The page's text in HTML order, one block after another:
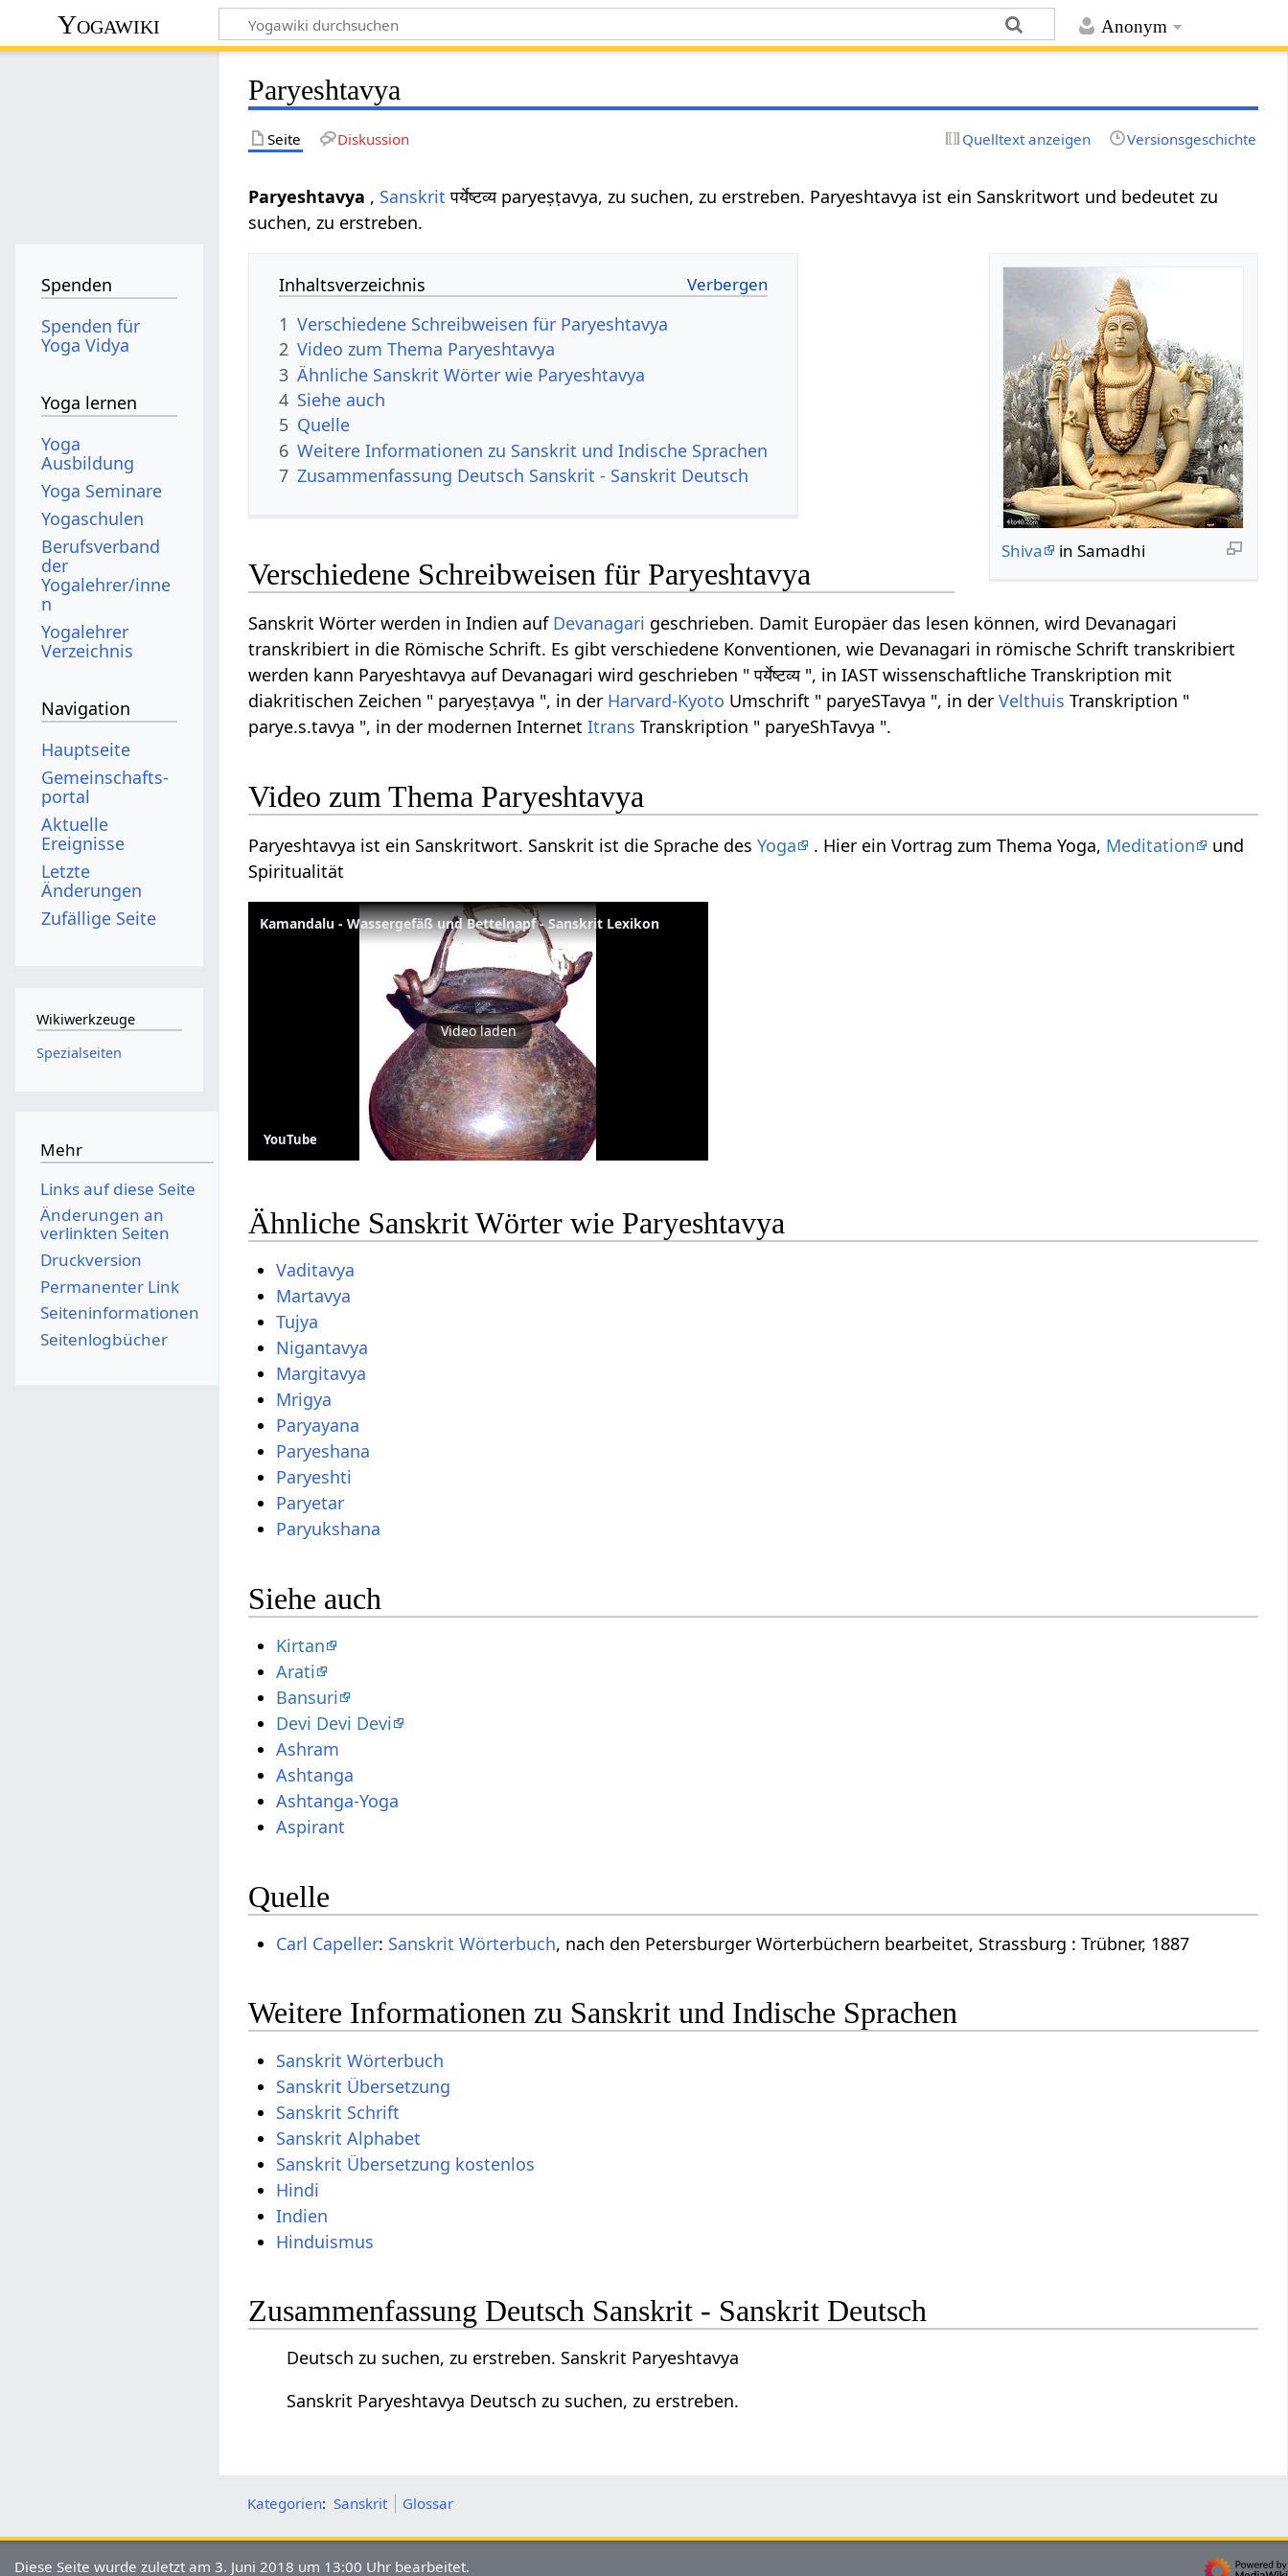
Anonym
Yogawiki
Paryeshtavya
Seite Diskussion Quelltext anzeigen Versionsgeschichte
Paryeshtavya , Sanskrit पर्येष्टव्य paryeṣṭavya, zu suchen, zu erstreben. Paryeshtavya ist ein Sanskritwort und bedeutet zu
suchen, zu erstreben.
Shiva in Samadhi
Inhaltsverzeichnis
1 Verschiedene Schreibweisen für Paryeshtavya
2 Video zum Thema Paryeshtavya
3 Ähnliche Sanskrit Wörter wie Paryeshtavya
4 Siehe auch
5 Quelle
6 Weitere Informationen zu Sanskrit und Indische Sprachen
7 Zusammenfassung Deutsch Sanskrit - Sanskrit Deutsch
Verschiedene Schreibweisen für Paryeshtavya
Sanskrit Wörter werden in Indien auf Devanagari geschrieben. Damit Europäer das lesen können, wird Devanagari
transkribiert in die Römische Schrift. Es gibt verschiedene Konventionen, wie Devanagari in römische Schrift transkribiert
werden kann Paryeshtavya auf Devanagari wird geschrieben " पर्येष्टव्य ", in IAST wissenschaftliche Transkription mit
diakritischen Zeichen " paryeṣṭavya ", in der Harvard-Kyoto Umschrift " paryeSTavya ", in derVelthuis Transkription "
parye.s.tavya ", in der modernen InternetItrans Transkription " paryeShTavya ".
Video zum Thema Paryeshtavya
Paryeshtavya ist ein Sanskritwort. Sanskrit ist die Sprache desYoga . Hier ein Vortrag zum Thema Yoga, Meditation
und
Spiritualität
Kamandalu - Wassergefäß und Bettelnapf - Sanskrit Lexikon
Video laden
YouTube
Ähnliche Sanskrit Wörter wie Paryeshtavya
Vaditavya
Martavya
Tujya
Nigantavya
Margitavya
Mrigya
Paryayana
Paryeshana
Paryeshti
Paryetar
Paryukshana
Siehe auch
Kirtan
Arati
Bansuri
Devi Devi Devi
Ashram
Ashtanga
Ashtanga-Yoga
Aspirant
Quelle
Carl Capeller: Sanskrit Wörterbuch, nach den Petersburger Wörterbüchern bearbeitet, Strassburg : Trübner, 1887
Weitere Informationen zu Sanskrit und Indische Sprachen
Sanskrit Wörterbuch
Sanskrit Übersetzung
Sanskrit Schrift
Sanskrit Alphabet
Sanskrit Übersetzung kostenlos
Hindi
Indien
Hinduismus
Zusammenfassung Deutsch Sanskrit - Sanskrit Deutsch
Deutsch zu suchen, zu erstreben. Sanskrit Paryeshtavya
Sanskrit Paryeshtavya Deutsch zu suchen, zu erstreben.
Kategorien: Sanskrit Glossar
Spenden
Spenden für
Yoga Vidya
Yoga lernen
Yoga
Ausbildung
Yoga Seminare
Yogaschulen
Berufsverband
der
Yogalehrer/inne
n
Yogalehrer
Verzeichnis
Navigation
Hauptseite
Gemeinschafts­
portal
Aktuelle
Ereignisse
Letzte
Änderungen
Zufällige Seite
Wikiwerkzeuge
Spezialseiten
Mehr
Links auf diese Seite
Änderungen an
verlinkten Seiten
Druckversion
Permanenter Link
Seiten­­informationen
Seitenlogbücher
Diese Seite wurde zuletzt am 3. Juni 2018 um 13:00 Uhr bearbeitet.